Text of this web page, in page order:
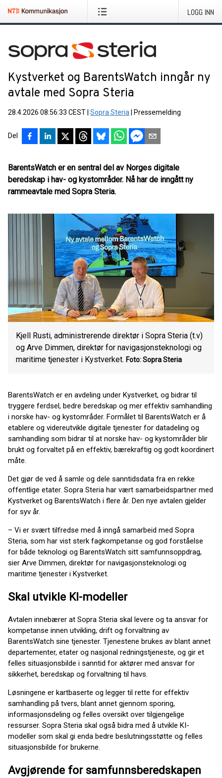
LOGG INN
Kystverket og BarentsWatch inngår ny
avtale med Sopra Steria
28.4.2026 08:56:33 CEST Sopra Steria Pressemelding
Del
BarentsWatch er en sentral del av Norges digitale
beredskap i hav- og kystområder. Nå har de inngått ny
rammeavtale med Sopra Steria.
Kjell Rusti, administrerende direktør i Sopra Steria (t.v)
og Arve Dimmen, direktør for navigasjonsteknologi og
maritime tjenester i Kystverket. Foto: Sopra Steria
BarentsWatch er en avdeling under Kystverket, og bidrar til
tryggere ferdsel, bedre beredskap og mer effektiv samhandling
i norske hav- og kystområder. Formålet til BarentsWatch er å
etablere og videreutvikle digitale tjenester for datadeling og
samhandling som bidrar til at norske hav- og kystområder blir
brukt og forvaltet på en effektiv, bærekraftig og godt koordinert
måte.
Det gjør de ved å samle og dele sanntidsdata fra en rekke
offentlige etater. Sopra Steria har vært samarbeidspartner med
Kystverket og BarentsWatch i flere år. Den nye avtalen gjelder
for syv år.
– Vi er svært tilfredse med å inngå samarbeid med Sopra
Steria, som har vist sterk fagkompetanse og god forståelse
for både teknologi og BarentsWatch sitt samfunnsoppdrag,
sier Arve Dimmen, direktør for navigasjonsteknologi og
maritime tjenester i Kystverket.
Skal utvikle KI-modeller
Avtalen innebærer at Sopra Steria skal levere og ta ansvar for
kompetanse innen utvikling, drift og forvaltning av
BarentsWatch sine tjenester. Tjenestene brukes av blant annet
departementer, etater og nasjonal redningstjeneste, og gir et
felles situasjonsbilde i sanntid for aktører med ansvar for
sikkerhet, beredskap og forvaltning til havs.
Løsningene er kartbaserte og legger til rette for effektiv
samhandling på tvers, blant annet gjennom sporing,
informasjonsdeling og felles oversikt over tilgjengelige
ressurser. Sopra Steria skal også bidra med å utvikle KI-
modeller som skal gi enda bedre beslutningsstøtte og felles
situasjonsbilde for brukerne.
Avgjørende for samfunnsberedskapen